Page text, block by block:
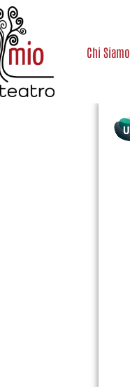
Chi Siamo